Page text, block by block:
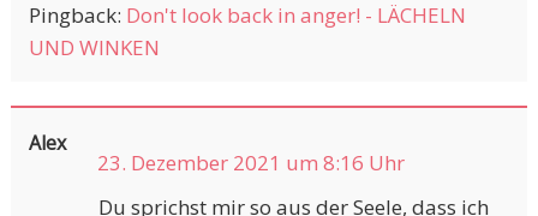
Pingback: Don't look back in anger! - LÄCHELN
UND WINKEN
Alex
23. Dezember 2021 um 8:16 Uhr
Du sprichst mir so aus der Seele, dass ich